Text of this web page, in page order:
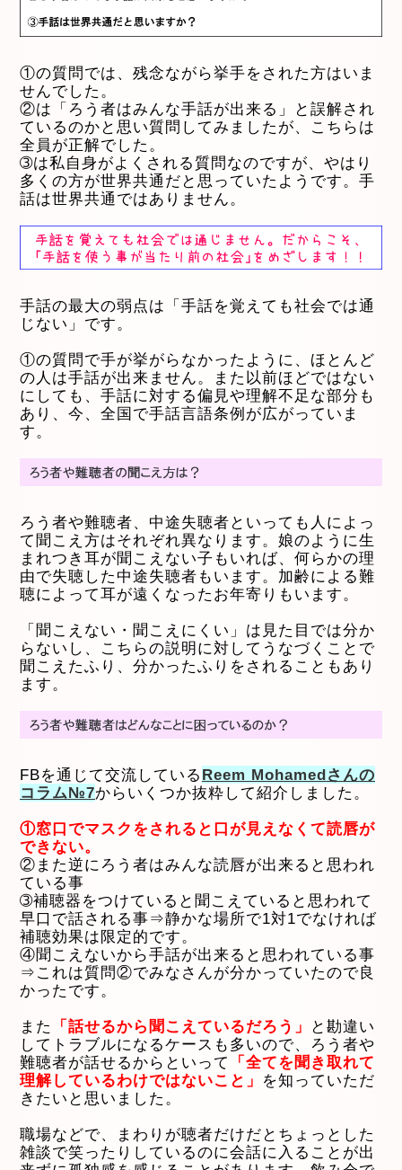
①の質問では、残念ながら挙手をされた方はいま
せんでした。
②は「ろう者はみんな手話が出来る」と誤解され
ているのかと思い質問してみましたが、こちらは
全員が正解でした。
➂は私自身がよくされる質問なのですが、やはり
多くの方が世界共通だと思っていたようです。手
話は世界共通ではありません。
手話の最大の弱点は「手話を覚えても社会では通
じない」です。
①の質問で手が挙がらなかったように、ほとんど
の人は手話が出来ません。また以前ほどではない
にしても、手話に対する偏見や理解不足な部分も
あり、今、全国で手話言語条例が広がっていま
す。
ろう者や難聴者、中途失聴者といっても人によっ
て聞こえ方はそれぞれ異なります。娘のように生
まれつき耳が聞こえない子もいれば、何らかの理
由で失聴した中途失聴者もいます。加齢による難
聴によって耳が遠くなったお年寄りもいます。
「聞こえない・聞こえにくい」は見た目では分か
らないし、こちらの説明に対してうなづくことで
聞こえたふり、分かったふりをされることもあり
ます。
FBを通じて交流している Reem Mohamedさんの
コラム№7からいくつか抜粋して紹介しました。
①窓口でマスクをされると口が見えなくて読唇が
できない。
②また逆にろう者はみんな読唇が出来ると思われ
ている事
➂補聴器をつけていると聞こえていると思われて
早口で話される事⇒静かな場所で1対1でなければ
補聴効果は限定的です。
④聞こえないから手話が出来ると思われている事
⇒これは質問②でみなさんが分かっていたので良
かったです。
また
「話せるから聞こえているだろう」
と勘違い
してトラブルになるケースも多いので、ろう者や
難聴者が話せるからといって
「全てを聞き取れて
理解しているわけではないこと」 を知っていただ
きたいと思いました。
職場などで、まわりが聴者だけだとちょっとした
雑談で笑ったりしているのに会話に入ることが出